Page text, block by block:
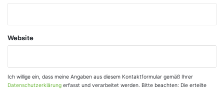
Website
Ich willige ein, dass meine Angaben aus diesem Kontaktformular gemäß Ihrer
Datenschutzerklärung erfasst und verarbeitet werden. Bitte beachten: Die erteilte